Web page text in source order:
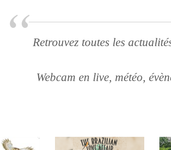
Retrouvez toutes les
Webcam en live, météo,